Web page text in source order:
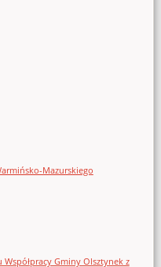
Mazurskiego
Gminy Olsztynek z